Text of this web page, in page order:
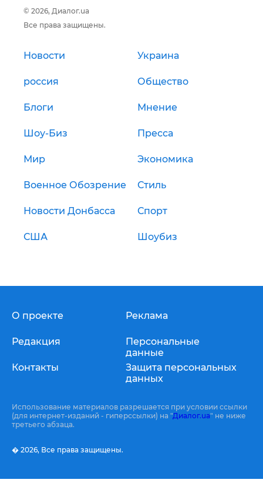
© 2026, Диалог.ua
Все права защищены.
Новости Украина
россия Общество
Блоги Мнение
Шоу-Биз Пресса
Мир Экономика
Военное Обозрение Стиль
Новости Донбасса Спорт
США Шоубиз
О проекте
Редакция
Контакты
Реклама
Персональные
данные
Защита персональных
данных
Использование материалов разрешается при условии ссылки
(для интернет-изданий - гиперссылки) на "Диалог.ua" не ниже
третьего абзаца.
� 2026, Все права защищены.